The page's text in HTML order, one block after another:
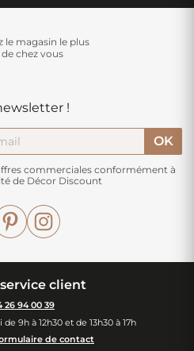
le magasin le plus
chez vous
!
commerciales conformément à
de Décor Discount
Pinterest
client
26 94 00 39
9h à 12h30 et de 13h30 à 17h
de contact